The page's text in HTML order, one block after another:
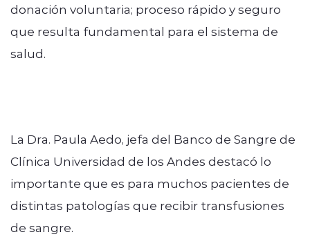
donación voluntaria; proceso rápido y seguro
que resulta fundamental para el sistema de
salud.
La Dra. Paula Aedo, jefa del Banco de Sangre de
Clínica Universidad de los Andes destacó lo
importante que es para muchos pacientes de
distintas patologías que recibir transfusiones
de sangre.